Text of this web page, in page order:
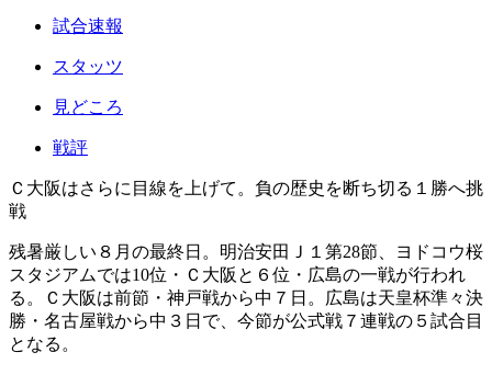
試合速報
スタッツ
見どころ
戦評
Ｃ大阪はさらに目線を上げて。負の歴史を断ち切る１勝へ挑
戦
残暑厳しい８月の最終日。明治安田Ｊ１第28節、ヨドコウ桜
スタジアムでは10位・Ｃ大阪と６位・広島の一戦が行われ
る。Ｃ大阪は前節・神戸戦から中７日。広島は天皇杯準々決
勝・名古屋戦から中３日で、今節が公式戦７連戦の５試合目
となる。